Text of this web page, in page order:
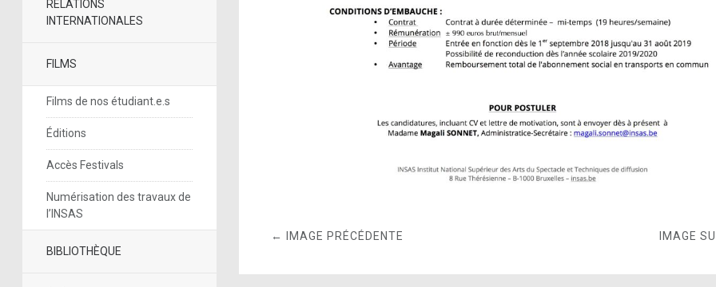
RELATIONS
INTERNATIONALES
FILMS
Films de nos étudiant.e.s
Éditions
Accès Festivals
Numérisation des travaux de
l’INSAS
BIBLIOTHÈQUE
← IMAGE PRÉCÉDENTE IMAGE